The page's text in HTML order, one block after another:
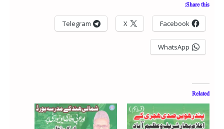
Share this:
Facebook
X
Telegram
WhatsApp
Related